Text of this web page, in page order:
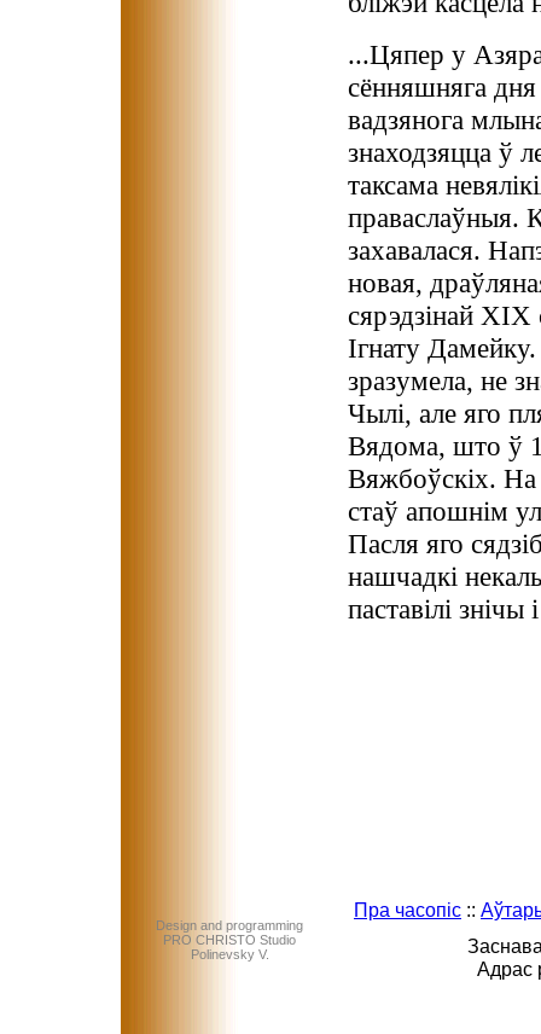
...Цяпер у
сённяшняга дня
вадзянога
знаходзяцца ў
таксама
праваслаўныя.
захавалася.
новая,
сярэдзінай ХІХ
Ігнату
зразумела, не
Чылі, але яго
Вядома, што ў
Вяжбоўскіх. На
стаў апошнім
Пасля яго
нашчадкі
паставілі
Design and programming
PRO CHRISTO Studio
Polinevsky V.
Пра часопіс ::
Адрас